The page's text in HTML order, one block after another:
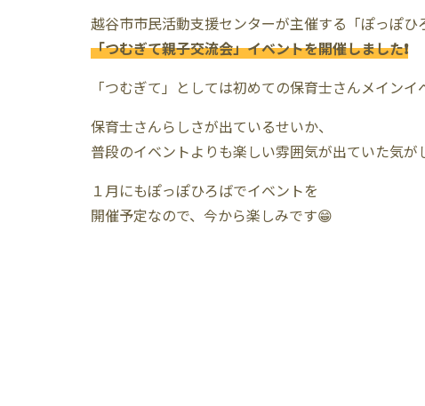
越谷市市民活動支援センターが主催する「ぽっぽひ
「つむぎて親子交流会」イベントを開催しました❗
「つむぎて」としては初めての保育士さんメインイ
保育士さんらしさが出ているせいか、
普段のイベントよりも楽しい雰囲気が出ていた気が
１月にもぽっぽひろばでイベントを
開催予定なので、今から楽しみです😁